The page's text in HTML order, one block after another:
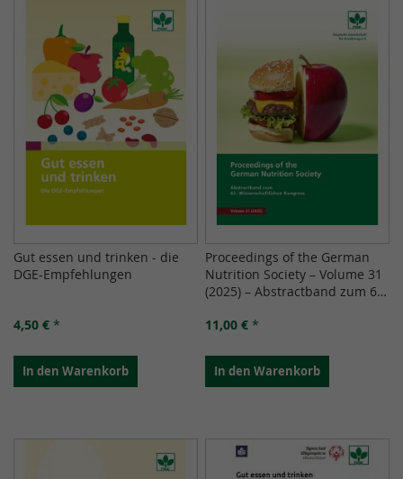
Gut essen und trinken - die
DGE-Empfehlungen
4,50 € *
In den Warenkorb
Proceedings of the German
Nutrition Society – Volume 31
(2025) – Abstractband zum 62.
11,00 € *
In den Warenkorb